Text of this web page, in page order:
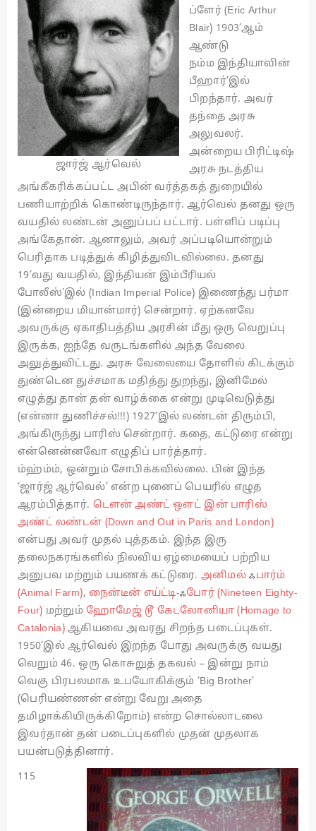
ஜார்ஜ் ஆர்வெல்
ப்ளேர் (Eric Arthur
Blair) 1903’ஆம்
ஆண்டு
நம்ம இந்தியாவின்
பீஹார்’இல்
பிறந்தார். அவர்
தந்தை அரசு
அலுவலர்.
அன்றைய பிரிட்டிஷ்
அரசு நடத்திய
அங்கீகரிக்கப்பட்ட அபின் வர்த்தகத் துறையில்
பணியாற்றிக் கொண்டிருந்தார். ஆர்வெல் தனது ஒரு
வயதில் லண்டன் அனுப்பப் பட்டார். பள்ளிப் படிப்பு
அங்கேதான். ஆனாலும், அவர் அப்படியொன்றும்
பெரிதாக படித்துக் கிழித்துவிடவில்லை. தனது
19’வது வயதில், இந்தியன் இம்பீரியல்
போலீஸ்’இல் (Indian Imperial Police) இணைந்து பர்மா
(இன்றைய மியான்மார்) சென்றார். ஏற்கனவே
அவருக்கு ஏகாதிபத்திய அரசின் மீது ஒரு வெறுப்பு
இருக்க, ஐந்தே வருடங்களில் அந்த வேலை
அலுத்துவிட்டது. அரசு வேலையை தோளில் கிடக்கும்
துண்டென துச்சமாக மதித்து துறந்து, இனிமேல்
எழுத்து தான் தன் வாழ்க்கை என்று முடிவெடுத்து
(என்னா துணிச்சல்!!!) 1927’இல் லண்டன் திரும்பி,
அங்கிருந்து பாரிஸ் சென்றார். கதை, கட்டுரை என்று
என்னென்னவோ எழுதிப் பார்த்தார்.
ம்ஹ்ம்ம், ஒன்றும் சோபிக்கவில்லை. பின் இந்த
‘ஜார்ஜ் ஆர்வெல்’ என்ற புனைப் பெயரில் எழுத
ஆரம்பித்தார். டௌன் அண்ட் ஔட் இன் பாரிஸ்
அண்ட் லண்டன் (Down and Out in Paris and London)
என்பது அவர் முதல் புத்தகம். இந்த இரு
தலைநகரங்களில் நிலவிய ஏழ்மையைப் பற்றிய
அனுபவ மற்றும் பயணக் கட்டுரை. அனிமல்ஃபார்ம்
(Animal Farm),நைன்டீன் எய்ட்டி-ஃபோர் (Nineteen Eighty-
Four) மற்றும் ஹோமேஜ் டூ கேடலோனியா (Homage to
Catalonia)ஆகியவை அவரது சிறந்த படைப்புகள்.
1950’இல் ஆர்வெல் இறந்த போது அவருக்கு வயது
வெறும் 46. ஒரு கொசுறுத் தகவல் – இன்று நாம்
வெகு பிரபலமாக உபயோகிக்கும் ‘Big Brother’
(பெரியண்ணன் என்று வேறு அதை
தமிழாக்கியிருக்கிறோம்) என்ற சொல்லாடலை
இவர்தான் தன் படைப்புகளில் முதன் முதலாக
பயன்படுத்தினார்.
115